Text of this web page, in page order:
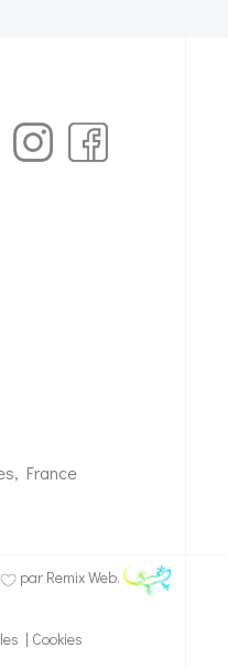
France
par Remix Web.
| Cookies